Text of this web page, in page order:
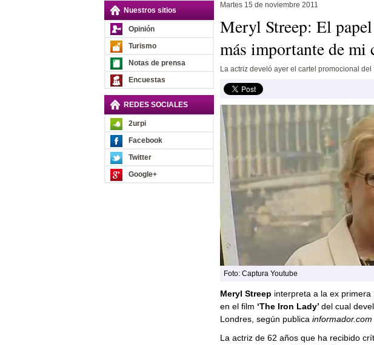
Nuestros sitios
Opinión
Turismo
Notas de prensa
Encuestas
REDES SOCIALES
2urpi
Facebook
Twitter
Google+
Martes 15 de noviembre 2011
Meryl Streep: El
más importante de mi
La actriz develó ayer el cartel promocional del
Foto: Captura Youtube
Meryl Streep interpreta a la ex primera
en el film ‘The Iron Lady’ del cual
Londres, según publica informador.com
La actriz de 62 años que ha recibido